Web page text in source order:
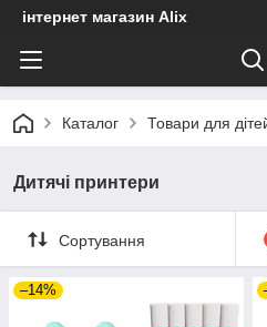
інтернет магазин Alix
Каталог Товари для
Дитячі принтери
Сортування
–14%